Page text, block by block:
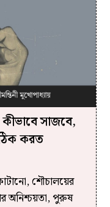
সাজবে,
করত
শৌচালয়ের
অনিশ্চয়তা, পুরুষ